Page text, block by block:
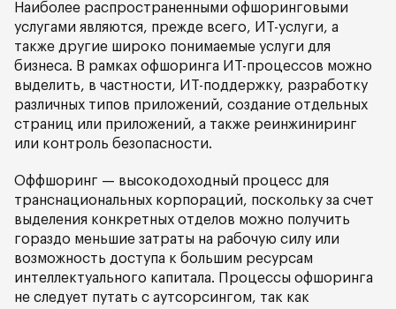
Наиболее распространенными офшоринговыми
услугами являются, прежде всего, ИТ-услуги, а
также другие широко понимаемые услуги для
бизнеса. В рамках офшоринга ИТ-процессов можно
выделить, в частности, ИТ-поддержку, разработку
различных типов приложений, создание отдельных
страниц или приложений, а также реинжиниринг
или контроль безопасности.
Оффшоринг — высокодоходный процесс для
транснациональных корпораций, поскольку за счет
выделения конкретных отделов можно получить
гораздо меньшие затраты на рабочую силу или
возможность доступа к большим ресурсам
интеллектуального капитала. Процессы офшоринга
не следует путать с аутсорсингом, так как